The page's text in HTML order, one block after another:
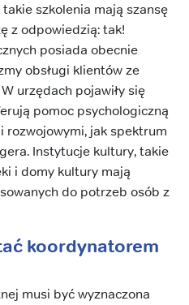
szkolenia mają szansę
z odpowiedzią: tak!
posiada obecnie
obsługi klientów ze
urzędach pojawiły się
pomoc psychologiczną
rozwojowymi, jak spektrum
Instytucje kultury, takie
i domy kultury mają
do potrzeb osób z
koordynatorem
musi być wyznaczona